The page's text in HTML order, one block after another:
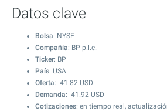
Datos clave
Bolsa: NYSE
Compañía: BP p.l.c.
Ticker: BP
País: USA
Oferta: 41.82 USD
Demanda: 41.92 USD
Cotizaciones: en tiempo real,